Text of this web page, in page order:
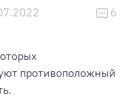
6
противоположный